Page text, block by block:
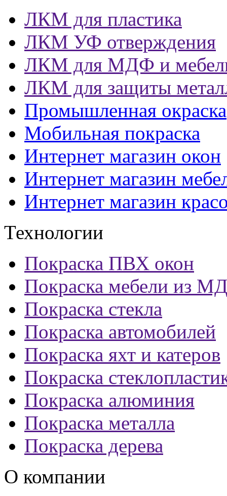
ЛКМ для пластика
ЛКМ УФ отверждения
ЛКМ для МДФ и
ЛКМ для защиты
Промышленная окраска
Мобильная покраска
Интернет магазин окон
Интернет магазин
Интернет магазин
Технологии
Покраска ПВХ окон
Покраска мебели из
Покраска стекла
Покраска автомобилей
Покраска яхт и катеров
Покраска
Покраска алюминия
Покраска металла
Покраска дерева
О компании